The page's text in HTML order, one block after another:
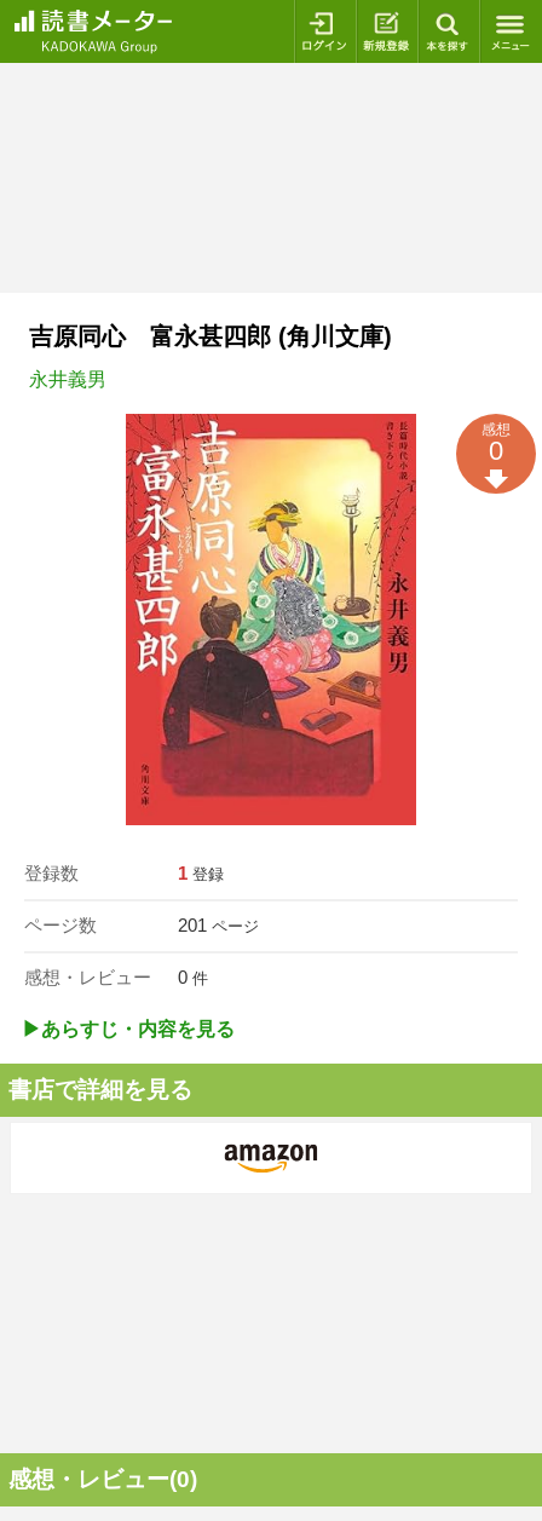
ログイン 新規登録
吉原同心 富永甚四郎 (角川文庫)
永井義男
登録数 1 登録
ページ数 201 ページ
感想・レビュー 0 件
感想
0
▶︎あらすじ・内容を見る
書店で詳細を見る
感想・レビュー(0)